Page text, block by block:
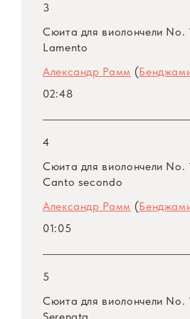
работал над тремя
в которых сочетал
образцам (в частности,
сюитам Баха) и
«неоклассицизма»
безграничное
Мстислава
знаменитому
Шостаковича сюиты
третья) имеют
произведений,
образно-
последняя сюита
русского фольклора и
обихода как знак
связи. Искусство
представителя
3
Сюита для виолончели No.
Lamento
Александр Рамм (
02:48
4
Сюита для виолончели No.
Canto secondo
Александр Рамм (
01:05
5
Сюита для виолончели No.